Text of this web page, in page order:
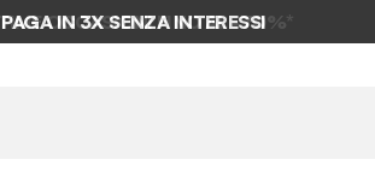
PAGA IN 3X SENZA INTERESSI